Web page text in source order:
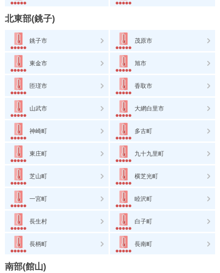
北東部(銚子)
銚子市 茂原市
東金市 旭市
匝瑳市 香取市
山武市 大網白里市
神崎町 多古町
東庄町 九十九里町
芝山町 横芝光町
一宮町 睦沢町
長生村 白子町
長柄町 長南町
南部(館山)